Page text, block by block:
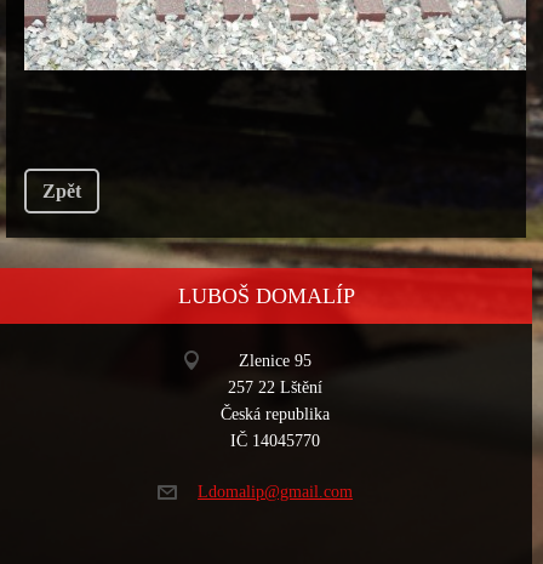
Zpět
LUBOŠ DOMALÍP
Zlenice 95
257 22 Lštění
Česká republika
IČ 14045770
Ldomalip@gmail.com